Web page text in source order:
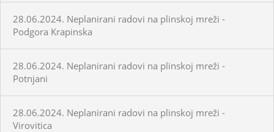
28.06.2024. Neplanirani radovi na plinskoj mreži -
Podgora Krapinska
28.06.2024. Neplanirani radovi na plinskoj mreži -
Potnjani
28.06.2024. Neplanirani radovi na plinskoj mreži -
Virovitica